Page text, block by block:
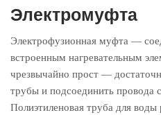
Электромуфта
Электрофузионная муфта —
встроенным нагревательным
чрезвычайно прост —
трубы и подсоединить провода
Полиэтиленовая труба для